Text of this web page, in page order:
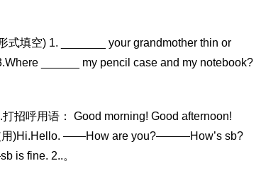
填空) 1. _______ your grandmother thin or
______ my pencil case and my notebook?
招呼用语： Good morning! Good afternoon!
用)Hi.Hello. ——How are you?———How’s sb?
is fine. 2..。